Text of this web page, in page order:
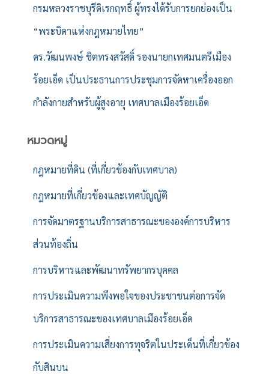
กรมหลวงราชบุรีดิเรกฤทธิ์ ผู้ทรงได้รับการยกย่องเป็น
“พระบิดาแห่งกฎหมายไทย”
ดร.วัฒนพงษ์ ชิตทรงสวัสดิ์ รองนายกเทศมนตรีเมือง
ร้อยเอ็ด เป็นประธานการประชุมการจัดหาเครื่องออก
กำลังกายสำหรับผู้สูงอายุ เทศบาลเมืองร้อยเอ็ด
หมวดหมู่
กฎหมายที่ดิน (ที่เกี่ยวข้องกับเทศบาล)
กฎหมายที่เกี่ยวข้องและเทศบัญญัติ
การจัดมาตรฐานบริการสาธารณะขององค์การบริหาร
ส่วนท้องถิ่น
การบริหารและพัฒนาทรัพยากรบุคคล
การประเมินความพึงพอใจของประชาชนต่อการจัด
บริการสาธารณะของเทศบาลเมืองร้อยเอ็ด
การประเมินความเสี่ยงการทุจริตในประเด็นที่เกี่ยวข้อง
กับสินบน